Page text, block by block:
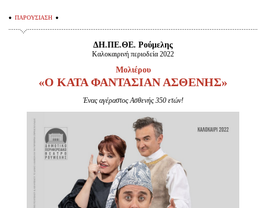
Αναζήτηση παραγγελίας
Προσωπικά Δεδομένα
Είσοδος διαχειριστή
ΠΑΡΟΥΣΙΑΣΗ
ΔΗ.ΠΕ.ΘΕ. Ρούμελης
Καλοκαιρινή περιοδεία 2022
Μολιέρου
«Ο ΚΑΤΑ ΦΑΝΤΑΣΙΑΝ ΑΣΘΕΝΗΣ»
Ένας αγέραστος Ασθενής 350 ετών!